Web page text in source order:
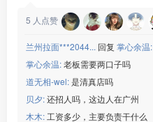
[玫瑰]食宿：包吃包住
微信：www235350
———————————
【晟铭电子】
[玫瑰]年龄：男女18-45周岁
5 人点赞
兰州拉面***2044... 回复 掌心余温:
掌心余温:老板需要两口子吗
道无相-wel:是清真店吗
贝夕:还招人吗，这边人在广州
木木: 工资多少，主要负责干什么